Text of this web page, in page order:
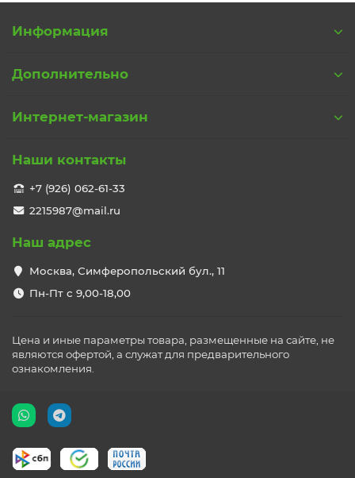
Информация
Дополнительно
Интернет-магазин
Наши контакты
+7 (926) 062-61-33
2215987@mail.ru
Наш адрес
Москва, Симферопольский бул., 11
Пн-Пт с 9,00-18,00
Цена и иные параметры товара, размещенные на сайте, не
являются офертой, а служат для предварительного
ознакомления.